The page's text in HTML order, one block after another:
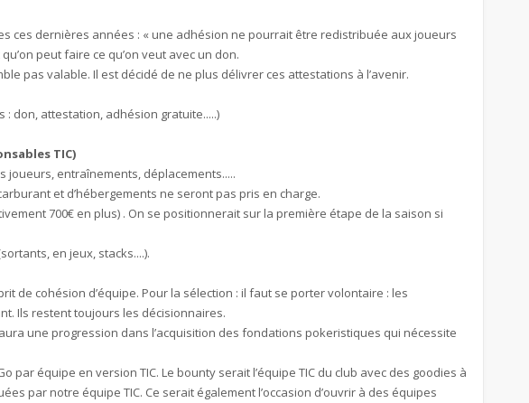
ces dernières années : « une adhésion ne pourrait être redistribuée aux joueurs
peut faire ce qu’on veut avec un don.
pas valable. Il est décidé de ne plus délivrer ces attestations à l’avenir.
don, attestation, adhésion gratuite.....)
TIC)
joueurs, entraînements, déplacements.....
et d’hébergements ne seront pas pris en charge.
700€ en plus) . On se positionnerait sur la première étape de la saison si
en jeux, stacks....).
de cohésion d’équipe. Pour la sélection : il faut se porter volontaire : les
Ils restent toujours les décisionnaires.
une progression dans l’acquisition des fondations pokeristiques qui nécessite
équipe en version TIC. Le bounty serait l’équipe TIC du club avec des goodies à
par notre équipe TIC. Ce serait également l’occasion d’ouvrir à des équipes